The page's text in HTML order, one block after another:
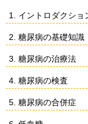
1. イントロダクショ
2. 糖尿病の基礎知識
3. 糖尿病の治療法
4. 糖尿病の検査
5. 糖尿病の合併症